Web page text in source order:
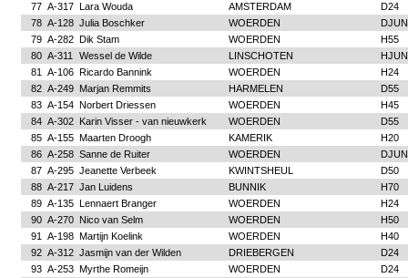
77 A-317 Lara Wouda AMSTERDAM
D24
78 A-128 Julia Boschker WOERDEN
DJUN
79 A-282 Dik Stam WOERDEN
H55
80 A-311 Wessel de Wilde LINSCHOTEN
HJUN
81
A-106 Ricardo Bannink WOERDEN
H24
82 A-249 Marjan Remmits HARMELEN
D55
83 A-154 Norbert Driessen WOERDEN
H45
84 A-302 Karin Visser - van nieuwkerk WOERDEN
D55
85 A-155 Maarten Droogh KAMERIK
H20
86 A-258 Sanne de Ruiter WOERDEN
DJUN
87 A-295 Jeanette Verbeek KWINTSHEUL
D50
88 A-217 Jan Luidens BUNNIK
H70
89 A-135 Lennaert Branger WOERDEN
H24
90 A-270 Nico van Selm WOERDEN
H50
91
A-198 Martijn Koelink WOERDEN
H40
92 A-312 Jasmijn van der Wilden DRIEBERGEN
D24
93 A-253 Myrthe Romeijn WOERDEN
D24